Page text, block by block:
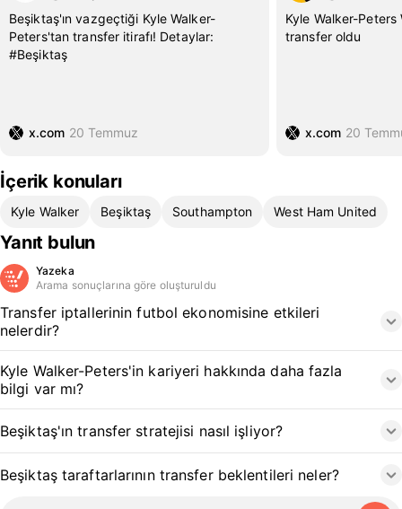
Beşiktaş'ın vazgeçtiği Kyle Walker-
Peters'tan transfer itirafı! Detaylar:
#Beşiktaş
x.com 20 Temmuz
Kyle Walker-
transfer oldu
x.com 20
İçerik konuları
Kyle Walker Beşiktaş Southampton West Ham United
Yanıt bulun
Yazeka
Arama sonuçlarına göre oluşturuldu
Transfer iptallerinin futbol ekonomisine etkileri
nelerdir?
Kyle Walker-Peters'in kariyeri hakkında daha fazla
bilgi var mı?
Beşiktaş'ın transfer stratejisi nasıl işliyor?
Beşiktaş taraftarlarının transfer beklentileri neler?